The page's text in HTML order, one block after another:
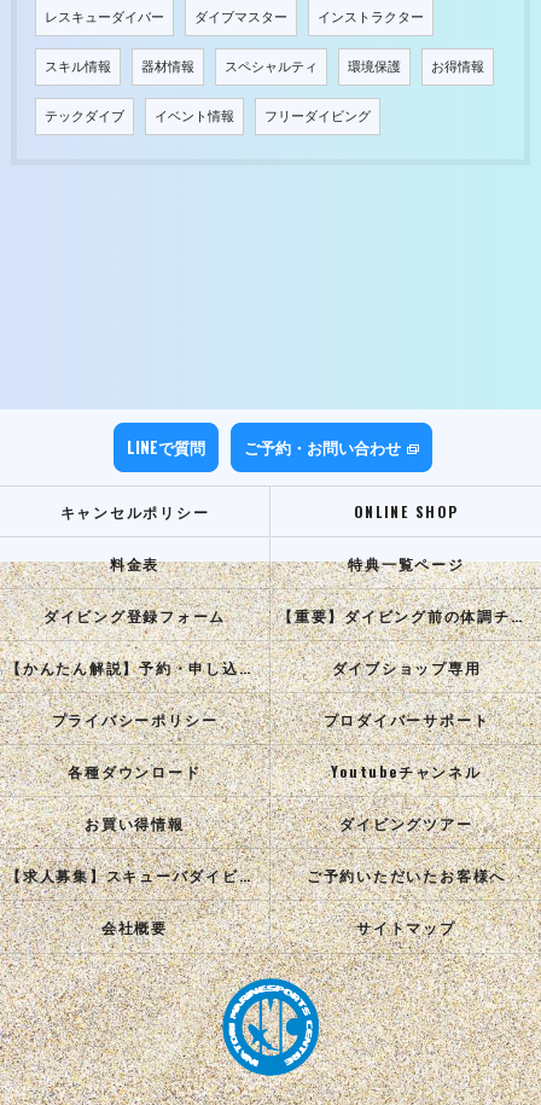
レスキューダイバー ダイブマスター インストラクター
スキル情報 器材情報 スペシャルティ 環境保護 お得情報
テックダイブ イベント情報 フリーダイビング
LINEで質問 ご予約・お問い合わせ
キャンセルポリシー ONLINE SHOP
料金表 特典一覧ページ
ダイビング登録フォーム 【重要】ダイビング前の体調チェック
【かんたん解説】予約・申し込み手順 ダイブショップ専用
プライバシーポリシー プロダイバーサポート
各種ダウンロード Youtubeチャンネル
お買い得情報 ダイビングツアー
【求人募集】スキューバダイビングインストラクターを目指す正社員を募集中！ ご予約いただいたお客様へ
会社概要 サイトマップ